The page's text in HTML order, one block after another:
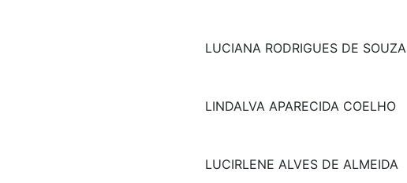
LUCIANA RODRIGUES DE SOUZA
LINDALVA APARECIDA COELHO
LUCIRLENE ALVES DE ALMEIDA